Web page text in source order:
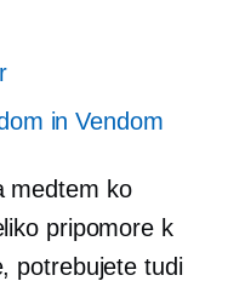
in Vendom
medtem ko
pripomore k
potrebujete tudi